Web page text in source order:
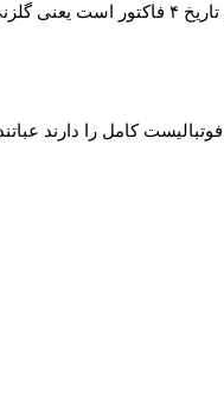
است.